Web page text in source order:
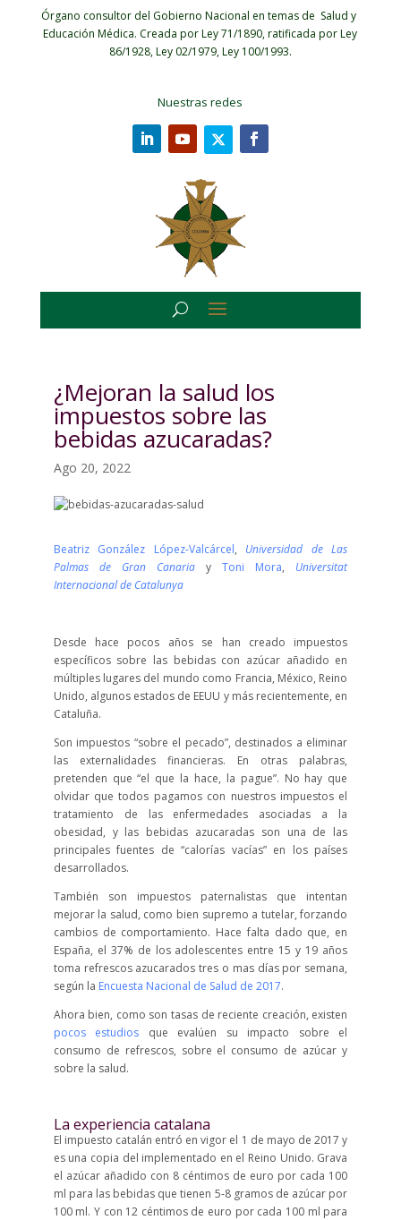
Órgano consultor del Gobierno Nacional en temas de Salud y
Educación Médica. Creada por Ley 71/1890, ratificada por Ley
86/1928, Ley 02/1979, Ley 100/1993.
Nuestras redes
¿Mejoran la salud los
impuestos sobre las
bebidas azucaradas?
Ago 20, 2022
Beatriz González López-Valcárcel, Universidad de Las
Palmas de Gran CanariayToni Mora, Universitat
Internacional de Catalunya
Desde hace pocos años se han creado impuestos
específicos sobre las bebidas con azúcar añadido en
múltiples lugares del mundo como Francia, México, Reino
Unido, algunos estados de EEUU y más recientemente, en
Cataluña.
Son impuestos “sobre el pecado”, destinados a eliminar
las externalidades financieras. En otras palabras,
pretenden que “el que la hace, la pague”. No hay que
olvidar que todos pagamos con nuestros impuestos el
tratamiento de las enfermedades asociadas a la
obesidad, y las bebidas azucaradas son una de las
principales fuentes de “calorías vacías” en los países
desarrollados.
También son impuestos paternalistas que intentan
mejorar la salud, como bien supremo a tutelar, forzando
cambios de comportamiento. Hace falta dado que, en
España, el 37% de los adolescentes entre 15 y 19 años
toma refrescos azucarados tres o mas días por semana,
según la Encuesta Nacional de Salud de 2017.
Ahora bien, como son tasas de reciente creación, existen
pocos estudios que evalúen su impacto sobre el
consumo de refrescos, sobre el consumo de azúcar y
sobre la salud.
La experiencia catalana
El impuesto catalán entró en vigor el 1 de mayo de 2017 y
es una copia del implementado en el Reino Unido. Grava
el azúcar añadido con 8 céntimos de euro por cada 100
ml para las bebidas que tienen 5-8 gramos de azúcar por
100 ml. Y con 12 céntimos de euro por cada 100 ml para